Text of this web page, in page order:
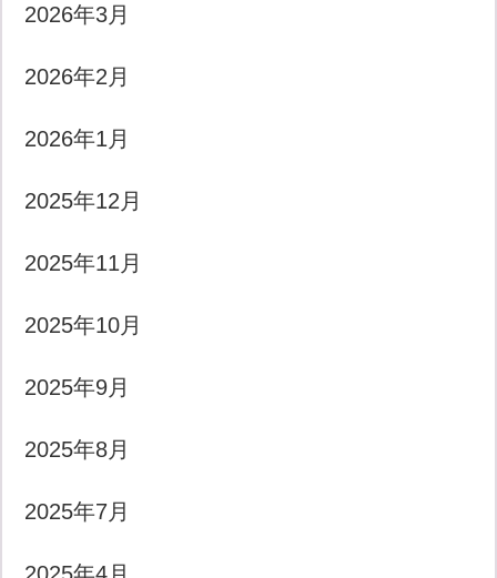
2026年3月
2026年2月
2026年1月
2025年12月
2025年11月
2025年10月
2025年9月
2025年8月
2025年7月
2025年4月